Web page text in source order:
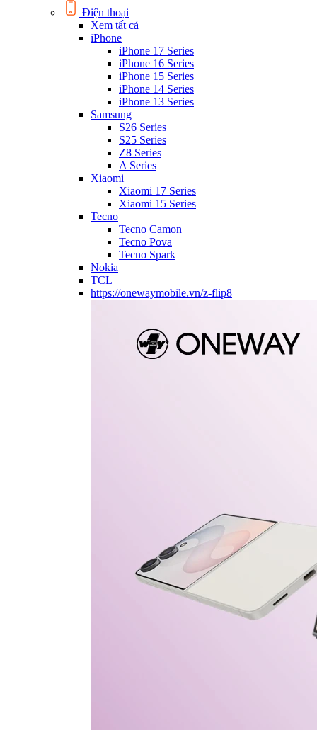
Điện thoại
Xem tất cả
iPhone
iPhone 17 Series
iPhone 16 Series
iPhone 15 Series
iPhone 14 Series
iPhone 13 Series
Samsung
S26 Series
S25 Series
Z8 Series
A Series
Xiaomi
Xiaomi 17 Series
Xiaomi 15 Series
Tecno
Tecno Camon
Tecno Pova
Tecno Spark
Nokia
TCL
https://onewaymobile.vn/z-flip8